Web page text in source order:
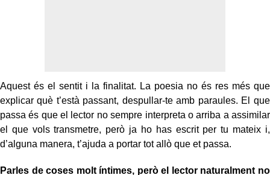
Aquest és el sentit i la finalitat. La poesia no és res més que
explicar què t’està passant, despullar-te amb paraules. El que
passa és que el lector no sempre interpreta o arriba a assimilar
el que vols transmetre, però ja ho has escrit per tu mateix i,
d’alguna manera, t’ajuda a portar tot allò que et passa.
Parles de coses molt íntimes, però el lector naturalment no